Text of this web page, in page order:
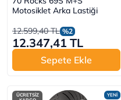
Motosiklet Arka Lastiği
12.599,40 TL %2
12.347,41 TL
Sepete Ekle
YENİ
ÜCRETSİZ